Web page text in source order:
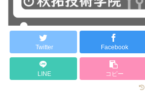
Twitter Facebook
LINE コピー